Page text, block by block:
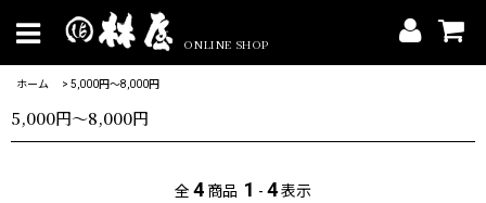
ONLINE SHOP
ホーム > 5,000円〜8,000円
5,000円〜8,000円
全 4 商品 1 - 4表示